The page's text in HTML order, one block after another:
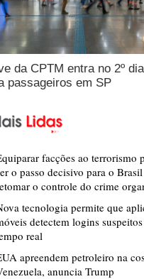
da CPTM entra no 2º
passageiros em SP
facções ao terrorismo
o passo decisivo para o Brasil
o controle do crime
tecnologia permite que
detectem logins
real
apreendem petroleiro na
anuncia Trump